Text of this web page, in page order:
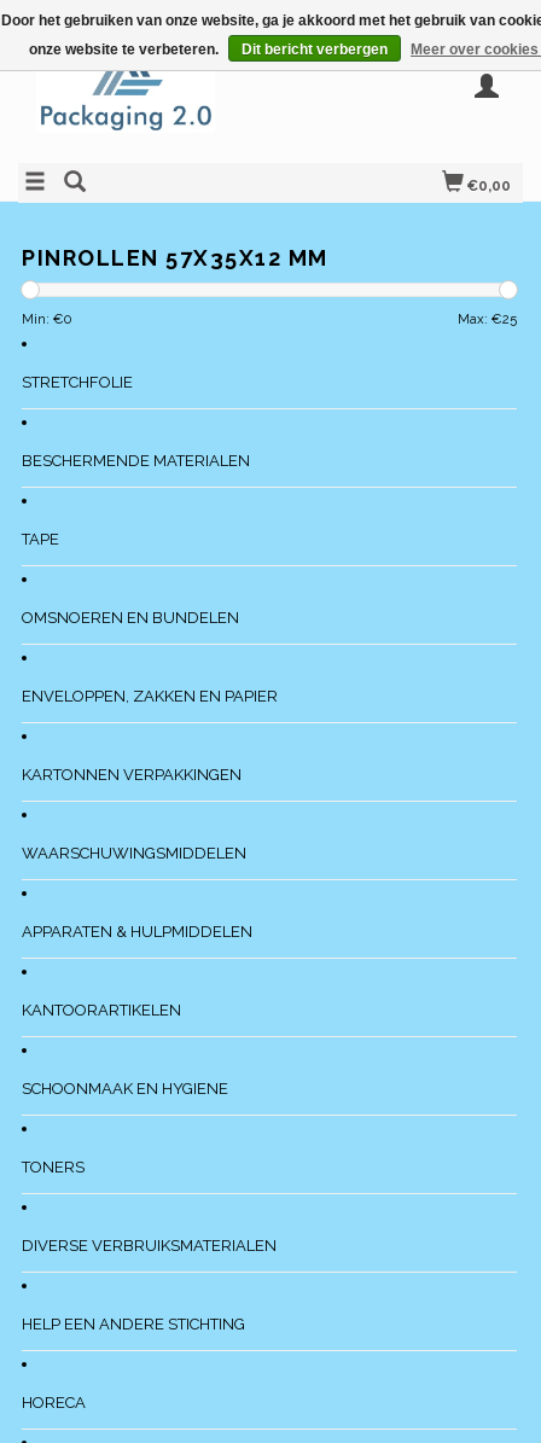
€0,00
PINROLLEN 57X35X12 MM
Min: €0 Max: €25
STRETCHFOLIE
BESCHERMENDE MATERIALEN
TAPE
OMSNOEREN EN BUNDELEN
ENVELOPPEN, ZAKKEN EN PAPIER
KARTONNEN VERPAKKINGEN
WAARSCHUWINGSMIDDELEN
APPARATEN & HULPMIDDELEN
KANTOORARTIKELEN
SCHOONMAAK EN HYGIENE
TONERS
DIVERSE VERBRUIKSMATERIALEN
HELP EEN ANDERE STICHTING
HORECA
Door het gebruiken van onze website, ga je akkoord met het gebruik van
onze website te verbeteren.
Dit bericht verbergen Meer over cookies